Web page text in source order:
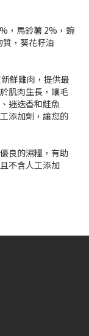
，馬鈴薯 2%，豌
，葵花籽油
鮮雞肉，提供最
肌肉生長，讓毛
迷迭香和鮭魚
添加劑，讓您的
良的濕糧，有助
不含人工添加